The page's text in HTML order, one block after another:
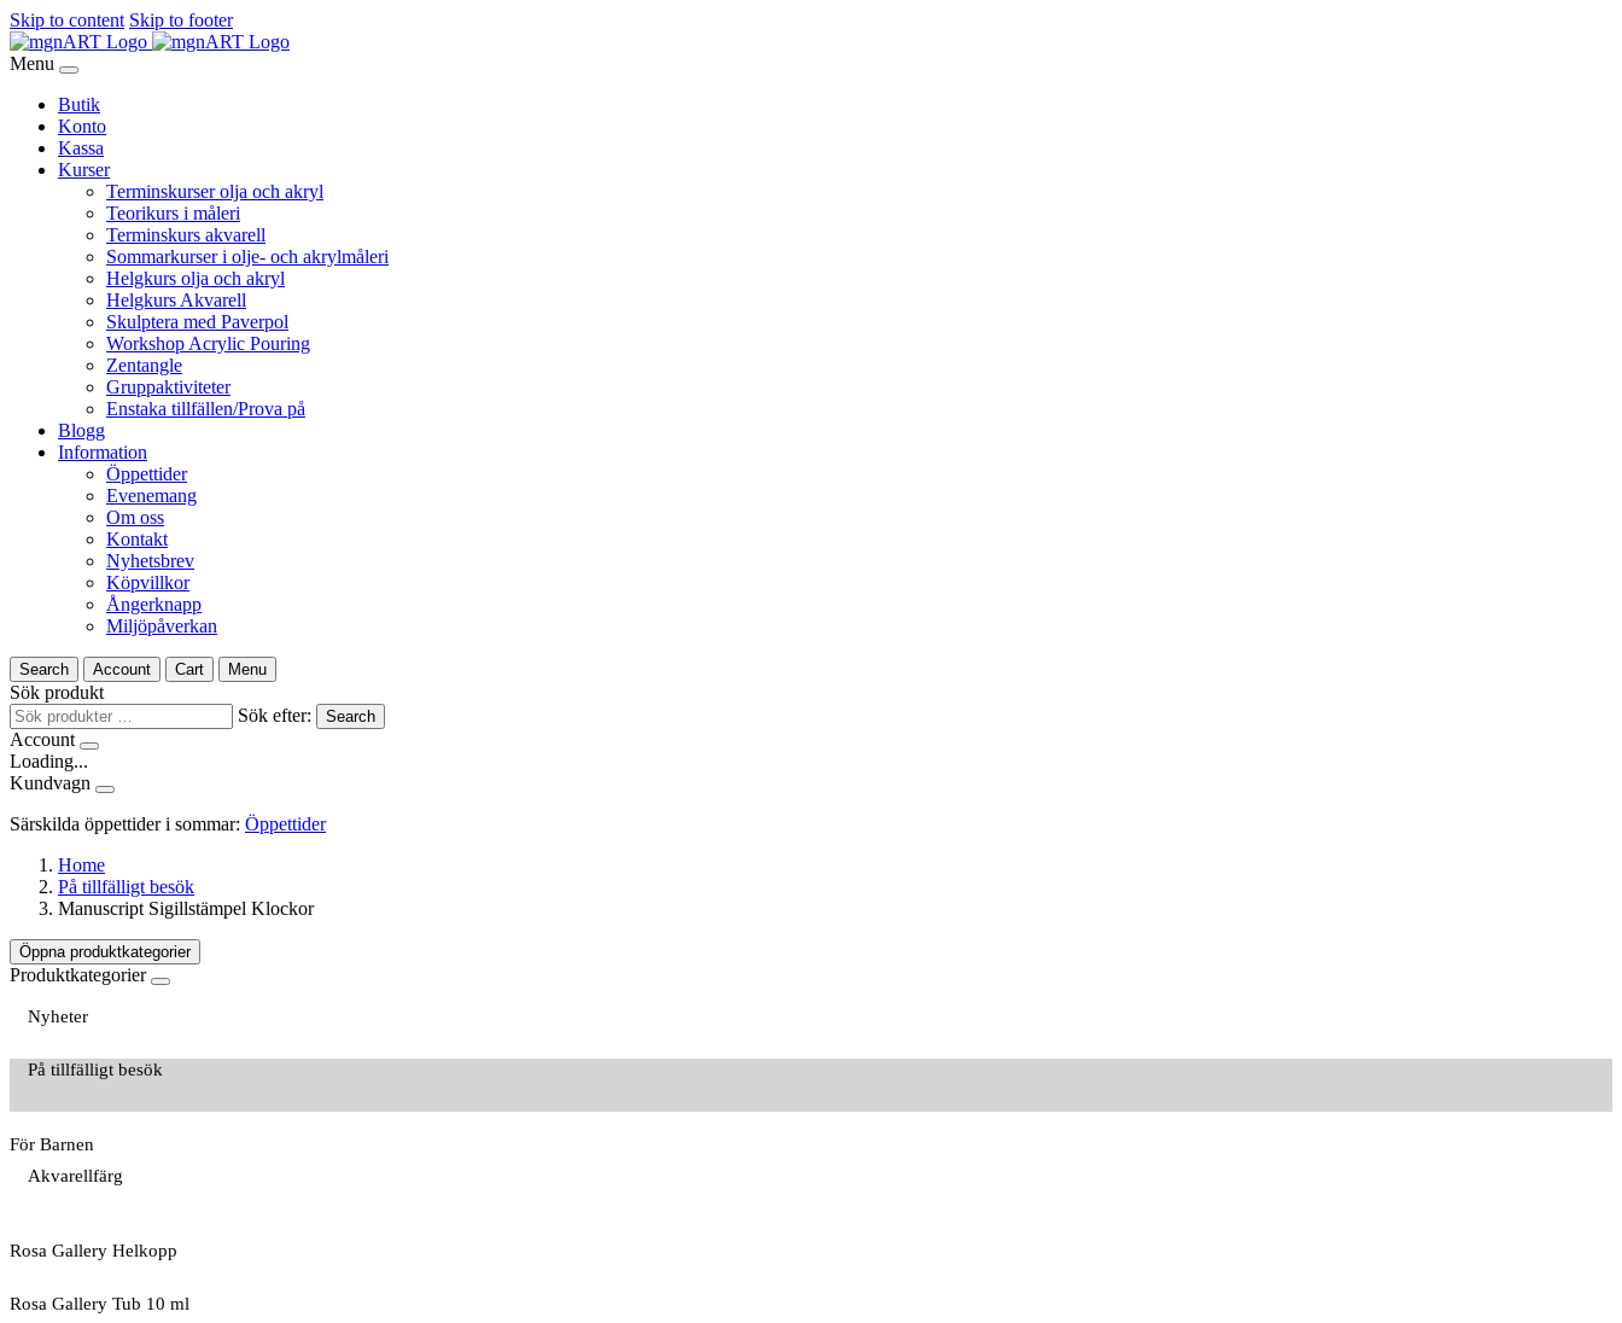
Skip to content Skip to footer
Menu
Butik
Konto
Kassa
Kurser
Terminskurser olja och akryl
Teorikurs i måleri
Terminskurs akvarell
Sommarkurser i olje- och akrylmåleri
Helgkurs olja och akryl
Helgkurs Akvarell
Skulptera med Paverpol
Workshop Acrylic Pouring
Zentangle
Gruppaktiviteter
Enstaka tillfällen/Prova på
Blogg
Information
Öppettider
Evenemang
Om oss
Kontakt
Nyhetsbrev
Köpvillkor
Ångerknapp
Miljöpåverkan
Search Account Cart Menu
Sök produkt
Sök efter:
Search
Account
Loading...
Kundvagn
Särskilda öppettider i sommar: Öppettider
Home
På tillfälligt besök
Manuscript Sigillstämpel Klockor
Öppna produktkategorier
Produktkategorier
Nyheter
På tillfälligt besök
För Barnen
Akvarellfärg
Rosa Gallery Helkopp
Rosa Gallery Tub 10 ml